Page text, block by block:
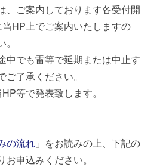
、ご案内しております各受付開
HP上でご案内いたしますの
中でも雷等で延期または中止す
了承ください。
等で発表致します。
の流れ 」をお読みの上、下記の
申込みください。